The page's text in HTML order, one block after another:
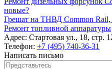
новые?
Грешат на ТНВД Common Rail,
Ремонт топливной аппаратуры
Адрес: Стартовая ул., 18, стр.
Телефон: +7 (495) 740-36-31
Написать письмо
Представьтесь